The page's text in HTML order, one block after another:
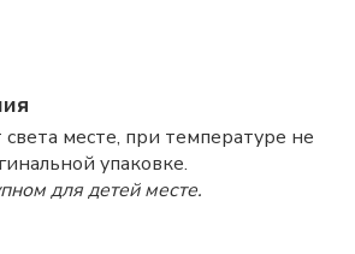
месте, при температуре не
упаковке.
для детей месте.